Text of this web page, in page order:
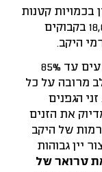
2008 בייצור יין בכמויות קטנות
לצריכה עצמית. כיום היקב מייצר כ-18,000 בקבוקים
היקב.
סיפורו של היין מתחיל בענבים ואלו קובעים עד 85%
מרובה על כל
הגפנים
את הזנים
של היקב
יין גבוהות
טרואר של